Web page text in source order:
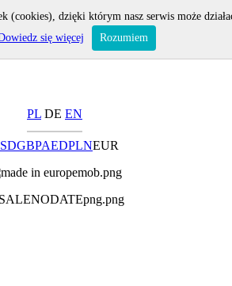
PL DE EN
GBPAEDPLNEUR
(cookies), dzięki którym nasz serwis może
się więcej Rozumiem